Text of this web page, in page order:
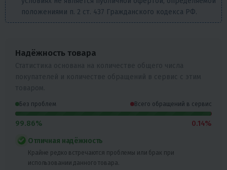
положениями п. 2 ст. 437 Гражданского кодекса РФ.
Надёжность товара
Без проблем Всего обращений в сервис
99.86% 0.14%
Отличная надёжность
Крайне редко встречаются проблемы или брак при
использовании данного товара.